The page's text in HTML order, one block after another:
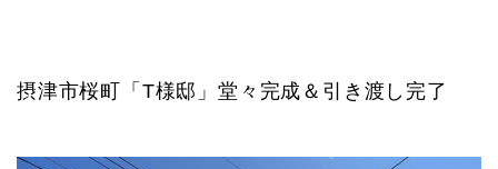
摂津市桜町「T様邸」堂々完成＆引き渡し完了